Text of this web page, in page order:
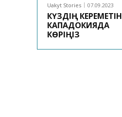
Uakyt Stories 07.09.2023
КҮЗДІҢ КЕРЕМЕТІН
КАПАДОКИЯДА
КӨРІҢІЗ